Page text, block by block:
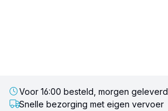
Voor 16:00 besteld, morgen geleverd
Snelle bezorging met eigen vervoer